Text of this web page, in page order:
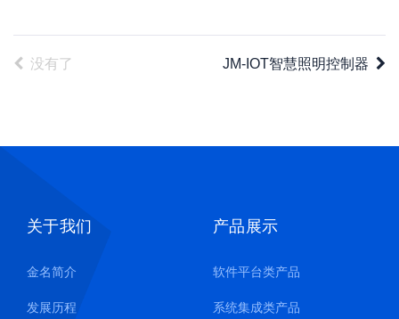
没有了 JM-IOT智慧照明控制器
关于我们
金名简介
发展历程
产品展示
软件平台类产品
系统集成类产品